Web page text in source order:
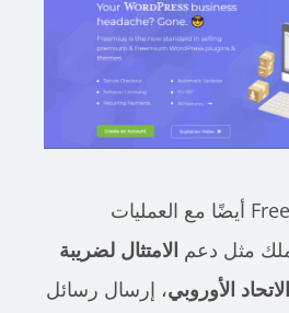
سوف يتعامل Freemius أيضًا مع العمليات
مثل دعمالامتثال لضريبة
الأوروبي، إرسال رسائل